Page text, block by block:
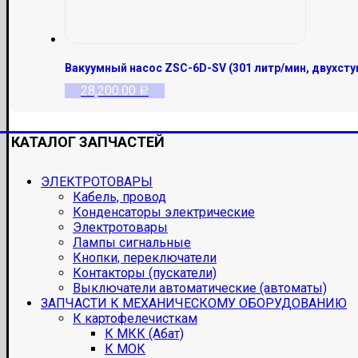
Вакуумный насос ZSC-6D-SV (301 литр/мин,
28,200.00 Р
КАТАЛОГ ЗАПЧАСТЕЙ
ЭЛЕКТРОТОВАРЫ
Кабель, провод
Конденсаторы электрические
Электротовары
Лампы сигнальные
Кнопки, переключатели
Контакторы (пускатели)
Выключатели автоматические (автоматы)
ЗАПЧАСТИ К МЕХАНИЧЕСКОМУ ОБОРУДОВАНИЮ
К картофелечисткам
К МКК (Абат)
К МОК